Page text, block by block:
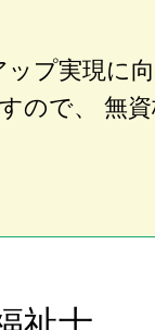
プ実現に
ので、 無